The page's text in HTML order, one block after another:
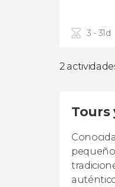
3 - 31d
2
Tours